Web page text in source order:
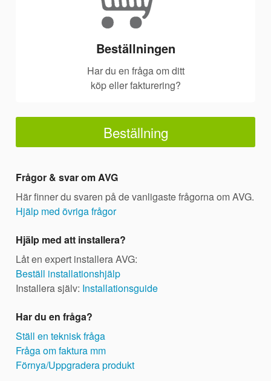
Beställningen
Har du en fråga om ditt
köp eller fakturering?
Beställning
Frågor & svar om AVG
Här finner du svaren på de vanligaste frågorna om AVG.
Hjälp med övriga frågor
Hjälp med att installera?
Låt en expert installera AVG:
Beställ installationshjälp
Installera själv: Installationsguide
Har du en fråga?
Ställ en teknisk fråga
Fråga om faktura mm
Förnya/Uppgradera produkt